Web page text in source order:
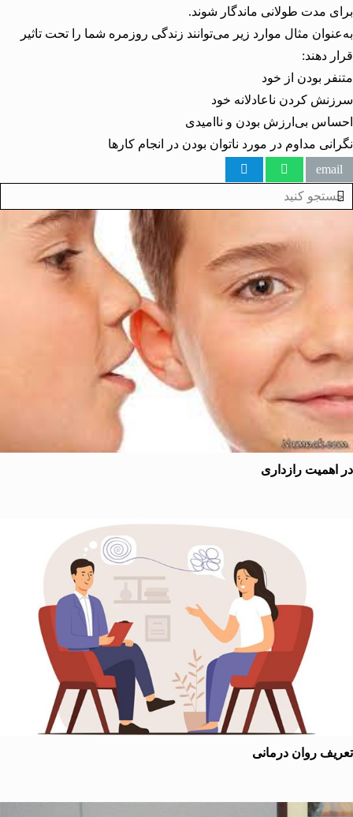
مدت طولانی ماندگار شوند.
مثال موارد زیر می‌توانند زندگی روزمره شما را تحت تاثیر
دهند:
بودن از خود
کردن ناعادلانه خود
بی‌ارزش بودن و ناامیدی
مداوم در مورد ناتوان بودن در انجام کارها
رازداری
روان درمانی